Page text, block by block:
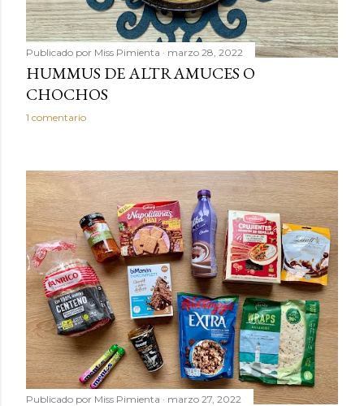
Publicado por Miss Pimienta marzo 28, 2022
HUMMUS DE ALTRAMUCES O
CHOCHOS
1 comentario
Publicado por Miss Pimienta marzo 27, 2022